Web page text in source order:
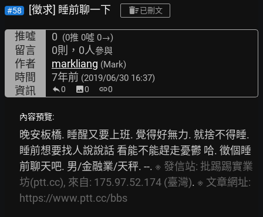
#58 [徵求] 睡前聊一下 已刪文
推噓 0 (0推 0噓 0→)
留言 0則，0人參與
作者 markliang (Mark)
時間 7年前 (2019/06/30 16:37)
資訊 0 image0 link0
內容預覽:
晚安板橋. 睡醒又要上班. 覺得好無力. 就捨不得睡.
睡前想要找人說說話 看能不能趕走憂鬱 哈. 徵個睡
前聊天吧. 男/金融業/天秤. --. ※ 發信站: 批踢踢實業
坊(ptt.cc), 來自: 175.97.52.174 (臺灣). ※ 文章網址:
https://www.ptt.cc/bbs